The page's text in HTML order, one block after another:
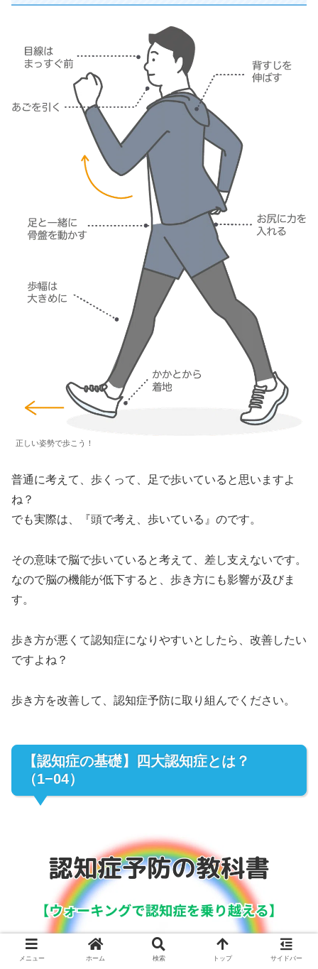
正しい姿勢で歩こう！
普通に考えて、歩くって、足で歩いていると思いますよ
ね？
でも実際は、『頭で考え、歩いている』のです。
その意味で脳で歩いていると考えて、差し支えないです。
なので脳の機能が低下すると、歩き方にも影響が及びま
す。
歩き方が悪くて認知症になりやすいとしたら、改善したい
ですよね？
歩き方を改善して、認知症予防に取り組んでください。
【認知症の基礎】四大認知症とは？
（1−04）
メニュー ホーム 検索 トップ サイドバー